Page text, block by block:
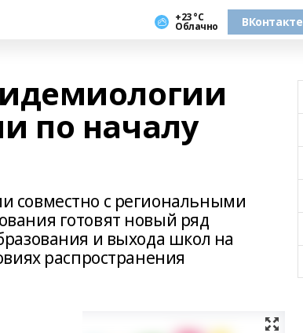
+23 °С
Облачно ВКонтакте
по началу
совместно с региональными
готовят новый ряд
и выхода школ на
распространения